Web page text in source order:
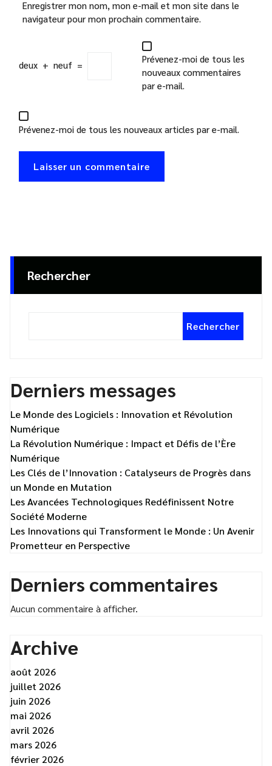
Enregistrer mon nom, mon e-mail et mon site dans le
navigateur pour mon prochain commentaire.
deux + neuf =
Prévenez-moi de tous les
nouveaux commentaires
par e-mail.
Prévenez-moi de tous les nouveaux articles par e-mail.
Rechercher
Rechercher
Derniers messages
Le Monde des Logiciels : Innovation et Révolution
Numérique
La Révolution Numérique : Impact et Défis de l’Ère
Numérique
Les Clés de l’Innovation : Catalyseurs de Progrès dans
un Monde en Mutation
Les Avancées Technologiques Redéfinissent Notre
Société Moderne
Les Innovations qui Transforment le Monde : Un Avenir
Prometteur en Perspective
Derniers commentaires
Aucun commentaire à afficher.
Archive
août 2026
juillet 2026
juin 2026
mai 2026
avril 2026
mars 2026
février 2026